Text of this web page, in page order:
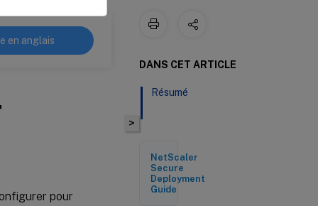
en anglais
pour
>
DANS CET ARTICLE
Résumé
NetScaler
Secure
Deployment
Guide